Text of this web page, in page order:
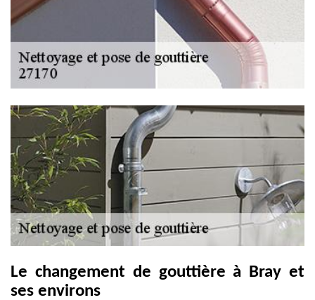
Le changement de gouttière à Bray et
ses environs